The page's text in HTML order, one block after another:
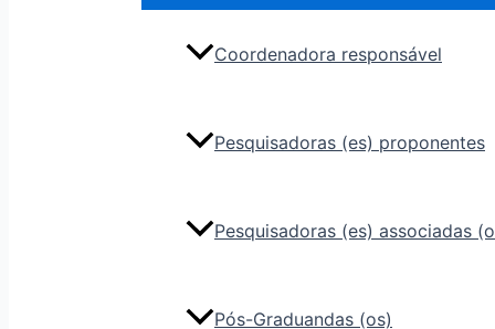
Coordenadora responsável
Pesquisadoras (es) proponentes
Pesquisadoras (es) associadas
Pós-Graduandas (os)